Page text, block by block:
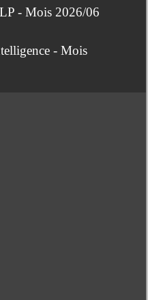
- Mois 2026/06
- Mois